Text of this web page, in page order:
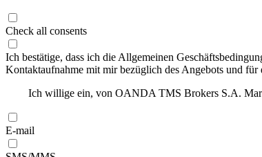
Check all consents
Ich bestätige, dass ich die Allgemeinen
Kontaktaufnahme mit mir bezüglich des Angebots und
Ich willige ein, von OANDA TMS Brokers S.A.
E-mail